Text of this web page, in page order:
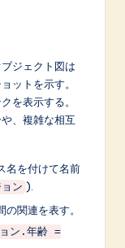
ジェクト図は
ットを示す。
を表示する。
、複雑な相互
名を付けて名前
ン ).
関連を表す。
ン.年齢 =